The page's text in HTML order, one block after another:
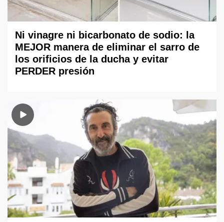
Ni vinagre ni bicarbonato de sodio: la
MEJOR manera de eliminar el sarro de
los orificios de la ducha y evitar
PERDER presión